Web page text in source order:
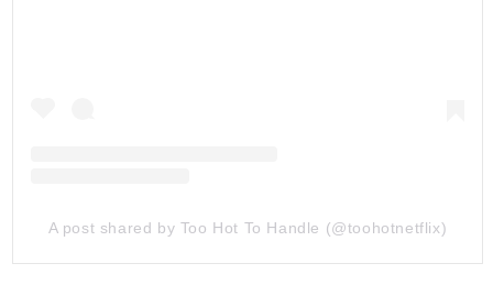
A post shared by Too Hot To Handle (@toohotnetflix)